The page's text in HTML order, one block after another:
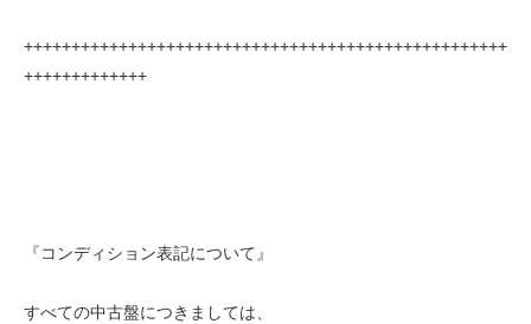
+++++++++++++++++++++++++++++++++++++++++++++++++++
+++++++++++++
『コンディション表記について』
すべての中古盤につきましては、